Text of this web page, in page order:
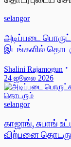
selangor
அடிப்படை
இடங்களில்
Shalini Rajamogun
24 ஜூலை 2026
selangor
காஜாங், சுபாங்
விற்பனை